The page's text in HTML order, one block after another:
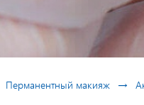
Перманентный макияж →